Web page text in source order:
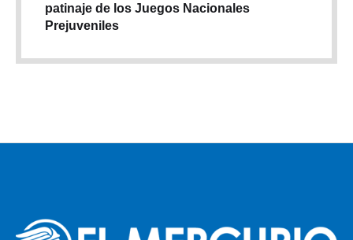
patinaje de los Juegos Nacionales
Prejuveniles